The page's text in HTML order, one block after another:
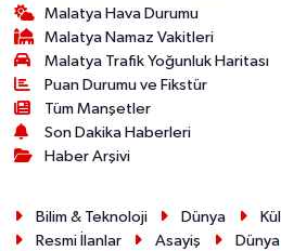
Malatya Hava Durumu
Malatya Namaz Vakitleri
Malatya Trafik Yoğunluk Haritası
Puan Durumu ve Fikstür
Tüm Manşetler
Son Dakika Haberleri
Haber Arşivi
Bilim & Teknoloji Dünya
Resmi İlanlar
Asayiş Dünya